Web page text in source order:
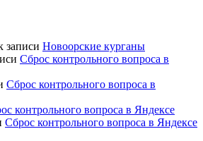
записи Новоорские курганы
Сброс контрольного вопроса в
Сброс контрольного вопроса в
контрольного вопроса в Яндексе
Сброс контрольного вопроса в Яндексе